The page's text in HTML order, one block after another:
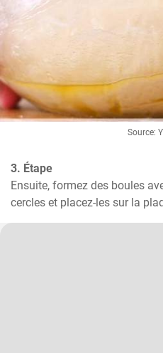
Source:
3. Étape
Ensuite, formez des boules
cercles et placez-les sur la